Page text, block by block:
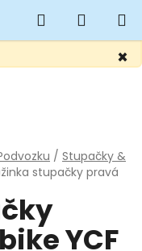
×
Hledat
KOŠÍK
/ Stupačky &
stupačky pravá
YCF